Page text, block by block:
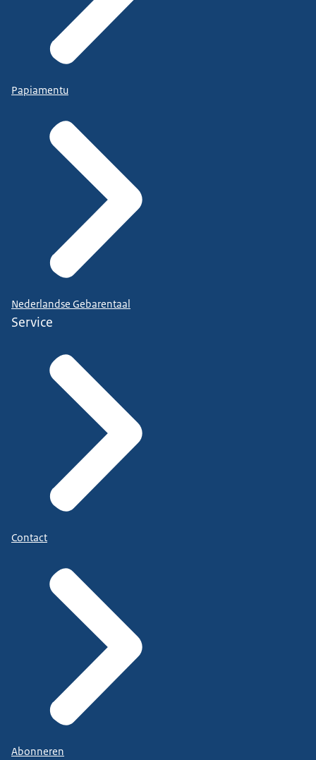
Papiamentu
Nederlandse Gebarentaal
Service
Contact
Abonneren